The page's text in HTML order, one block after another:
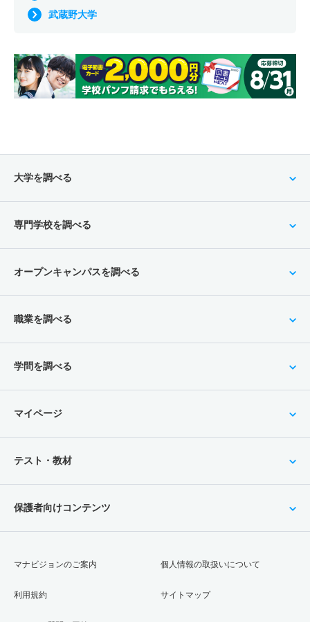
武蔵野大学
大学を調べる
専門学校を調べる
オープンキャンパスを調べる
職業を調べる
学問を調べる
マイページ
テスト・教材
保護者向けコンテンツ
マナビジョンのご案内
利用規約
個人情報の取扱いについて
サイトマップ